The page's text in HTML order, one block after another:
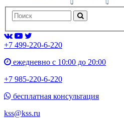
+7 499-220-6-220
ежедневно с 10:00 до 20:00
+7 985-220-6-220
бесплатная консультация
kss@kss.ru